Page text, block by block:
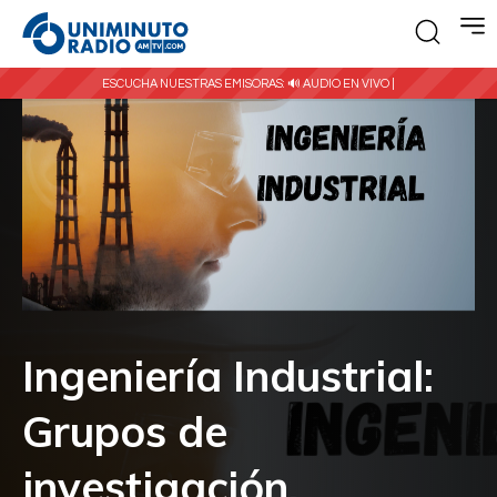
ESCUCHA NUESTRAS EMISORAS: 🔊 AUDIO EN VIVO |
Ingeniería Industrial:
Grupos de